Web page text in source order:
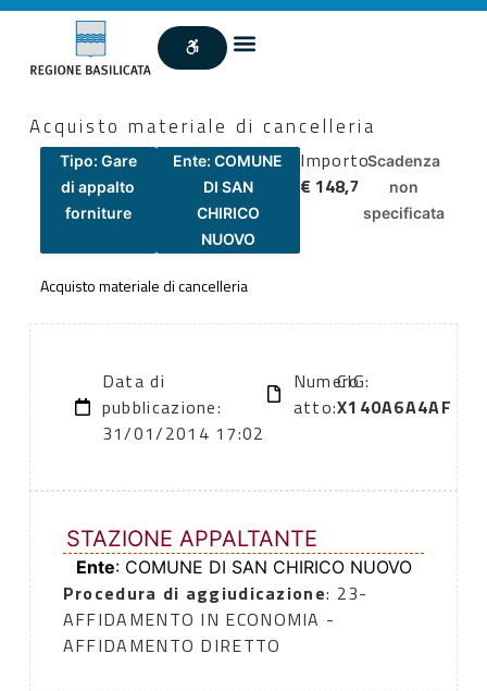
Acquisto materiale di cancelleria
Tipo: Gare
di appalto
forniture
Ente: COMUNE
DI SAN
CHIRICO
NUOVO
Importo
€ 148,7
Scadenza
non
specificata
Acquisto materiale di cancelleria
Data di
pubblicazione:
31/01/2014 17:02
Numero
atto:
CIG:
X140A6A4AF
STAZIONE APPALTANTE
Ente: COMUNE DI SAN CHIRICO NUOVO
Procedura di aggiudicazione: 23-
AFFIDAMENTO IN ECONOMIA -
AFFIDAMENTO DIRETTO